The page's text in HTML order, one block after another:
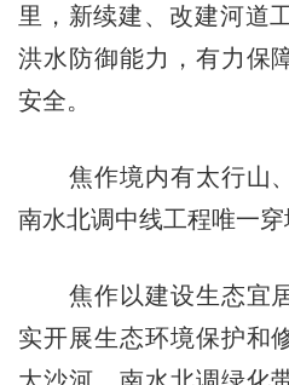
里，新续建、改建河道
洪水防御能力，有力保
安全。
焦作境内有太行山、
南水北调中线工程唯一穿
焦作以建设生态宜居
实开展生态环境保护和
大沙河、南水北调绿化